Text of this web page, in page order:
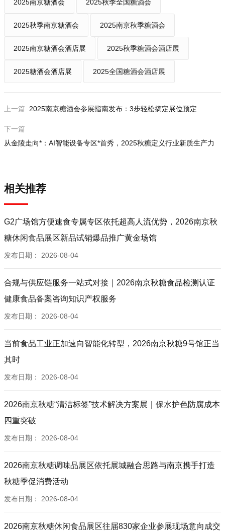
2025南京糖酒会 2025秋季全国糖酒会
2025秋季南京糖酒会 2025南京秋季糖酒会
2025南京糖酒会酒店展 2025秋季糖酒会酒店展
2025糖酒会酒店展 2025全国糖酒会酒店展
上一篇 2025南京糖酒会参展指南发布：3步轻松搞定展位预定
下一篇
从金陵走向*：AI智能设备专区*首秀，2025秋糖定义行业新质生产力​​
相关推荐
G2广场馆方便速食专属专区依托超高人流优势，2026南京秋
糖休闲食品展区新品试销爆品推广黄金场馆
发布日期： 2026-08-04
合规与供应链服务一站式对接｜2026南京秋糖食品检测认证
健康食品备案咨询知识产权服务
发布日期： 2026-08-04
当前食品工业正加速向智能化转型，2026南京秋糖9号馆正当
其时
发布日期： 2026-08-04
2026南京秋糖“清洁标签”技术解决方案展｜保水护色防腐成本
四重突破
发布日期： 2026-08-04
2026南京秋糖调味品展区依托展城融合思路与南京携手打造
秋糖季促消费活动
发布日期： 2026-08-04
2026南京秋糖休闲食品展区往届830家企业参展现场意向成交